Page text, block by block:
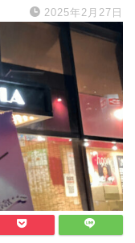
2025年2月27日